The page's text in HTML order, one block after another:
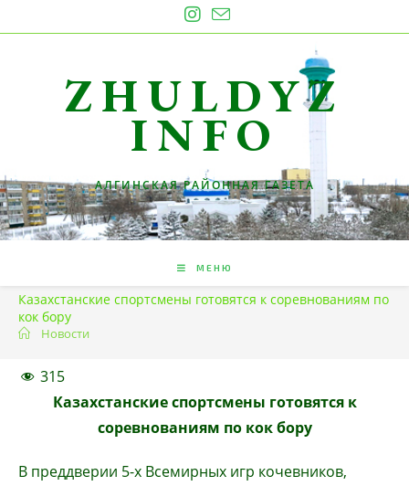
к
ZHULDYZ
INFO
АЛГИНСКАЯ РАЙОННАЯ ГАЗЕТА
МЕНЮ
Казахстанские спортсмены готовятся к соревнованиям по
кок бору
Новости
315
Казахстанские спортсмены готовятся к
соревнованиям по кок бору
В преддверии 5-х Всемирных игр кочевников,